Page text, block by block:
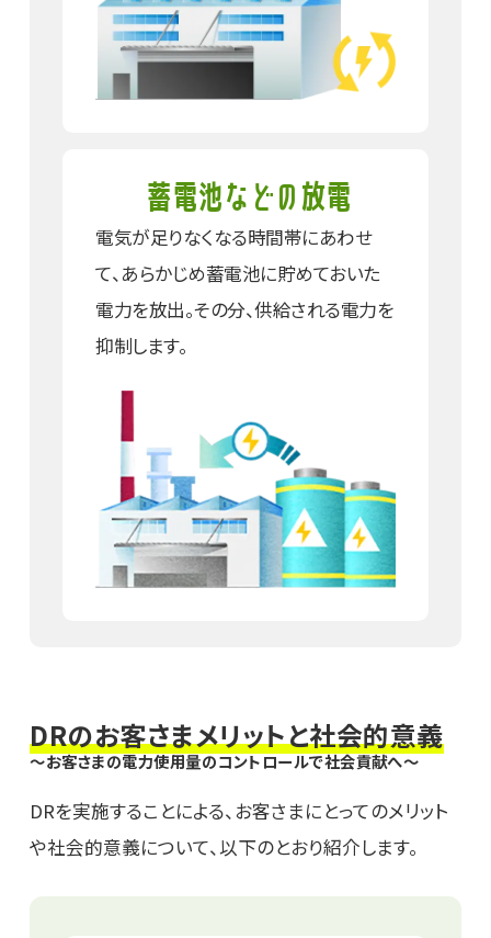
蓄電池などの放電
電気が足りなくなる時間帯にあわせ
て、あらかじめ蓄電池に貯めておいた
電力を放出。その分、供給される電力を
抑制します。
DRのお客さまメリットと社会的意義
～お客さまの電力使用量​のコントロールで社会貢献へ～
DRを実施することによる、お客さまにとってのメリット
や社会的意義について、以下のとおり紹介します。